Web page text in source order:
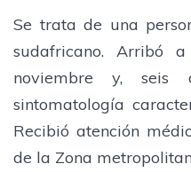
Se trata de una
sudafricano. Arribó
noviembre y, seis
sintomatología
Recibió atención
de la Zona